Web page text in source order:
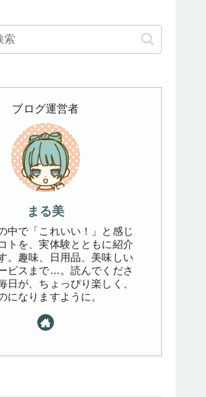
ブログ運営者
まる美
中で「これいい！」と感じ
トを、実体験とともに紹介
。趣味、日用品、美味しい
ビスまで…。読んでくださ
日が、ちょっぴり楽しく、
になりますように。